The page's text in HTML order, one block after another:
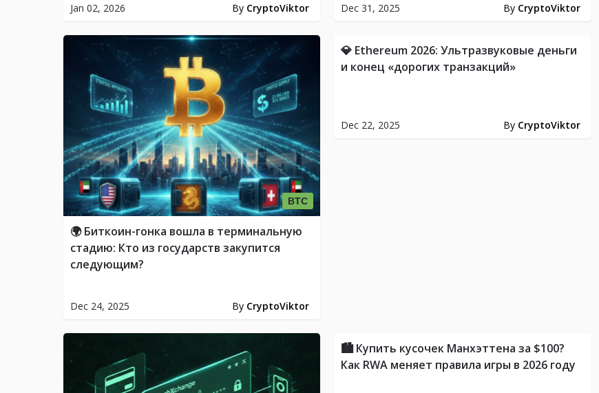
Jan 02, 2026 By CryptoViktor Dec 31, 2025 By CryptoViktor
BTC
Dec 24, 2025 By CryptoViktor
🌍 Биткоин-гонка вошла в терминальную
стадию: Кто из государств закупится
следующим?
ETH
Dec 22, 2025 By CryptoViktor
💎 Ethereum 2026: Ультразвуковые деньги
и конец «дорогих транзакций»
NEWS
🏙️ Купить кусочек Манхэттена за $100?
Как RWA меняет правила игры в 2026 году